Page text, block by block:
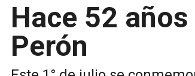
Hace 52
Perón